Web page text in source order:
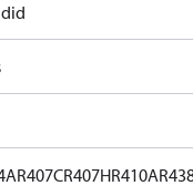
R407CR407HR410A